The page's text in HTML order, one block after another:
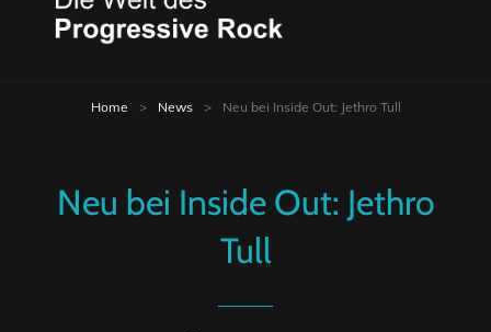
Home > News > Neu bei Inside Out: Jethro Tull
Neu bei Inside Out: Jethro
Tull